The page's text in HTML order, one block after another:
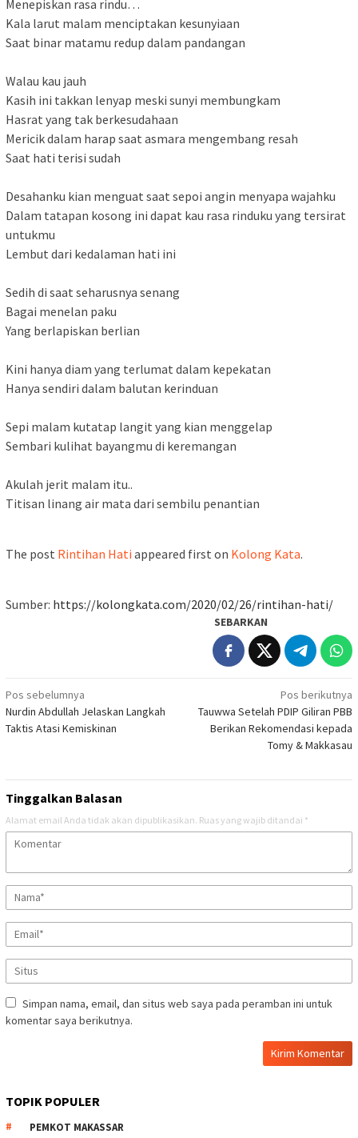
Menepiskan rasa rindu…
Kala larut malam menciptakan kesunyiaan
Saat binar matamu redup dalam pandangan
Walau kau jauh
Kasih ini takkan lenyap meski sunyi membungkam
Hasrat yang tak berkesudahaan
Mericik dalam harap saat asmara mengembang resah
Saat hati terisi sudah
Desahanku kian menguat saat sepoi angin menyapa wajahku
Dalam tatapan kosong ini dapat kau rasa rinduku yang tersirat
untukmu
Lembut dari kedalaman hati ini
Sedih di saat seharusnya senang
Bagai menelan paku
Yang berlapiskan berlian
Kini hanya diam yang terlumat dalam kepekatan
Hanya sendiri dalam balutan kerinduan
Sepi malam kutatap langit yang kian menggelap
Sembari kulihat bayangmu di keremangan
Akulah jerit malam itu..
Titisan linang air mata dari sembilu penantian
The post Rintihan Hati appeared first on Kolong Kata.
Sumber: https://kolongkata.com/2020/02/26/rintihan-hati/
SEBARKAN
Navigasi
pos
Pos sebelumnya
Nurdin Abdullah Jelaskan Langkah
Taktis Atasi Kemiskinan
Pos berikutnya
Tauwwa Setelah PDIP Giliran PBB
Berikan Rekomendasi kepada
Tomy & Makkasau
Tinggalkan Balasan
Alamat email Anda tidak akan dipublikasikan. Ruas yang wajib ditandai *
Simpan nama, email, dan situs web saya pada peramban ini untuk
komentar saya berikutnya.
TOPIK POPULER
PEMKOT MAKASSAR